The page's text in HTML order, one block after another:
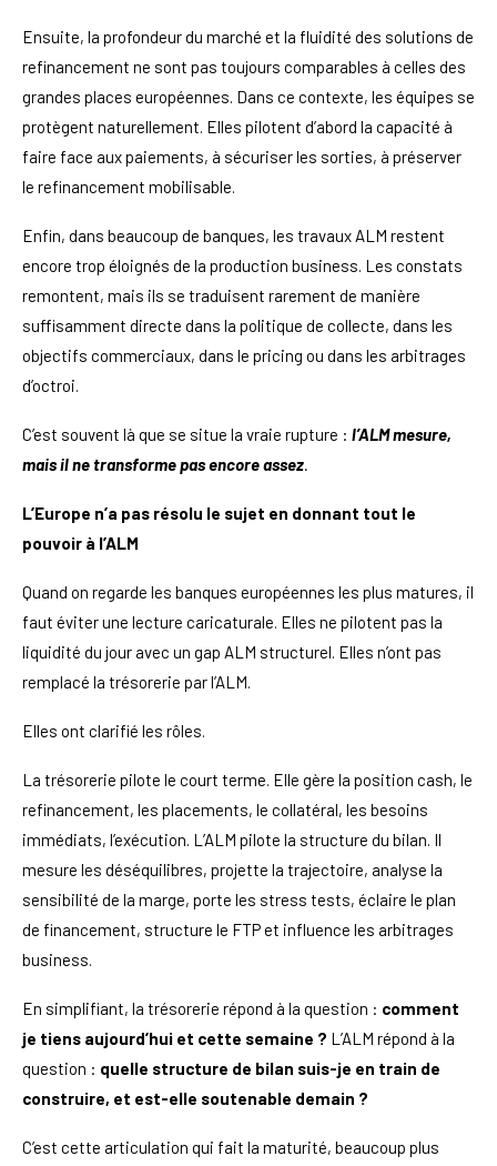
Ensuite, la profondeur du marché et la fluidité des solutions de
refinancement ne sont pas toujours comparables à celles des
grandes places européennes. Dans ce contexte, les équipes se
protègent naturellement. Elles pilotent d’abord la capacité à
faire face aux paiements, à sécuriser les sorties, à préserver
le refinancement mobilisable.
Enfin, dans beaucoup de banques, les travaux ALM restent
encore trop éloignés de la production business. Les constats
remontent, mais ils se traduisent rarement de manière
suffisamment directe dans la politique de collecte, dans les
objectifs commerciaux, dans le pricing ou dans les arbitrages
d’octroi.
C’est souvent là que se situe la vraie rupture : l’ALM mesure,
mais il ne transforme pas encore assez.
L’Europe n’a pas résolu le sujet en donnant tout le
pouvoir à l’ALM
Quand on regarde les banques européennes les plus matures, il
faut éviter une lecture caricaturale. Elles ne pilotent pas la
liquidité du jour avec un gap ALM structurel. Elles n’ont pas
remplacé la trésorerie par l’ALM.
Elles ont clarifié les rôles.
La trésorerie pilote le court terme. Elle gère la position cash, le
refinancement, les placements, le collatéral, les besoins
immédiats, l’exécution. L’ALM pilote la structure du bilan. Il
mesure les déséquilibres, projette la trajectoire, analyse la
sensibilité de la marge, porte les stress tests, éclaire le plan
de financement, structure le FTP et influence les arbitrages
business.
En simplifiant, la trésorerie répond à la question : comment
je tiens aujourd’hui et cette semaine ? L’ALM répond à la
question : quelle structure de bilan suis-je en train de
construire, et est-elle soutenable demain ?
C’est cette articulation qui fait la maturité, beaucoup plus